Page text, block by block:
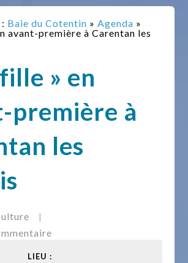
Baie du Cotentin »Agenda »
avant-première à Carentan les
» en
première à
les
|
LIEU :